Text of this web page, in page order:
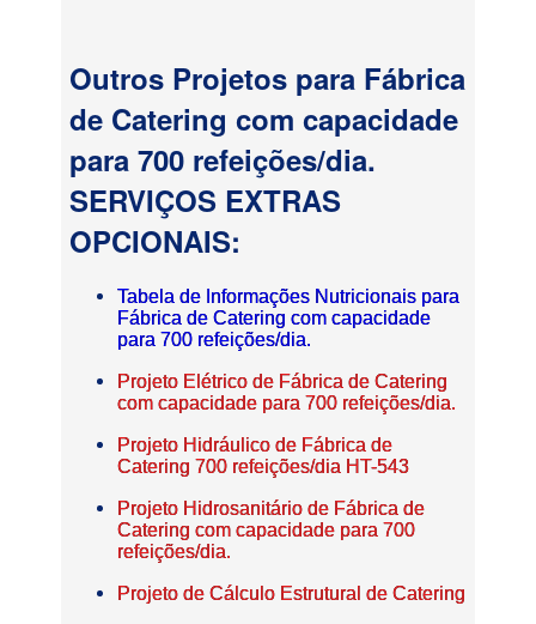
Outros Projetos para Fábrica
de Catering com capacidade
para 700 refeições/dia.
SERVIÇOS EXTRAS
OPCIONAIS:
Tabela de Informações Nutricionais para
Fábrica de Catering com capacidade
para 700 refeições/dia.
Projeto Elétrico de Fábrica de Catering
com capacidade para 700 refeições/dia.
Projeto Hidráulico de Fábrica de
Catering 700 refeições/dia HT-543
Projeto Hidrosanitário de Fábrica de
Catering com capacidade para 700
refeições/dia.
Projeto de Cálculo Estrutural de Catering